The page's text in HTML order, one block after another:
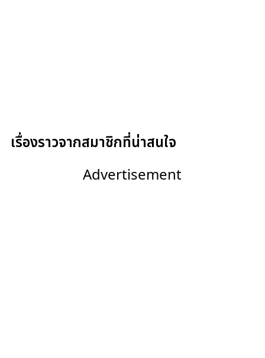
เรื่องราวจากสมาชิกที่น่าสนใจ
Advertisement